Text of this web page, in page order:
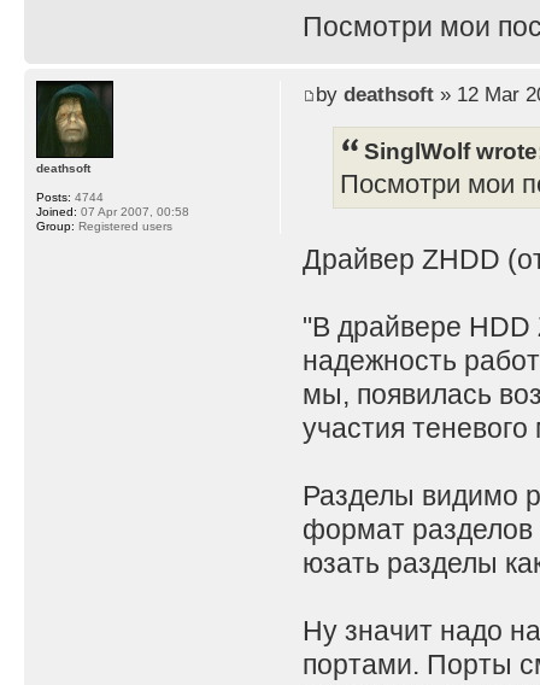
Посмотри мои
by deathsoft» 12 Mar
SinglWolf
Посмотри мои
Драйвер ZHDD
"В драйвере
надежность
мы, появилась
участия
Разделы видимо
формат разделов
юзать разделы
Ну значит надо
портами. Порты
deathsoft
Posts: 4744
Joined: 07 Apr 2007, 00:58
Group: Registered users